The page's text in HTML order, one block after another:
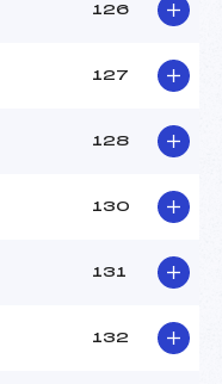
126
127
128
130
131
132